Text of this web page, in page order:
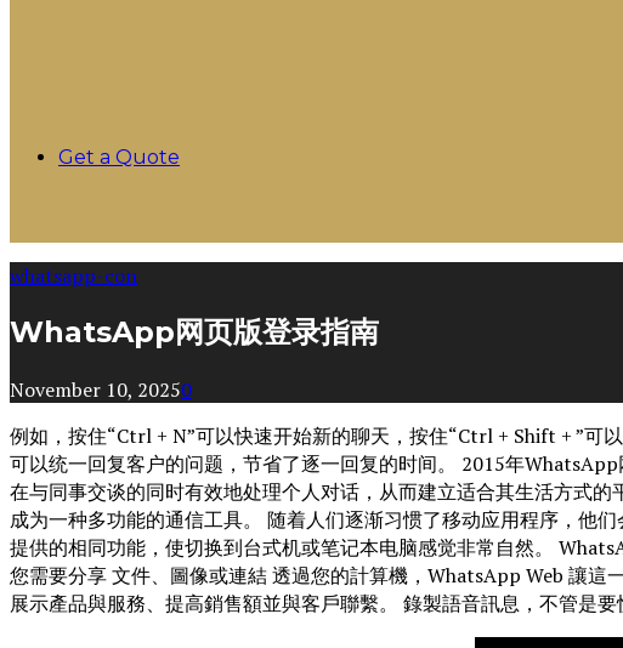
Get a Quote
whatsapp-con
WhatsApp网页版登录指南
November 10, 20250
例如，按住“Ctrl + N”可以快速开始新的聊天，按住“Ctrl + Shift + ”可
可以统一回复客户的问题，节省了逐一回复的时间。 2015年
在与同事交谈的同时有效地处理个人对话，从而建立适合其生活方式
成为一种多功能的通信工具。 随着人们逐渐习惯了移动应用程序，他
提供的相同功能，使切换到台式机或笔记本电脑感觉非常自然。
您需要分享 文件、圖像或連結 透過您的計算機，WhatsApp Web 讓
展示產品與服務、提高銷售額並與客戶聯繫。 錄製語音訊息，不管是